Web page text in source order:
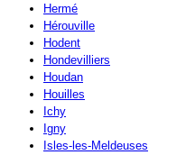
Hermé
Hérouville
Hodent
Hondevilliers
Houdan
Houilles
Ichy
Igny
Isles-les-Meldeuses